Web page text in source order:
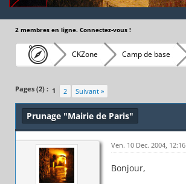
2 membres en ligne. Connectez-vous !
CKZone Camp de base
Pages (2) : 1 2 Suivant »
Prunage "Mairie de Paris"
Ven. 10 Dec. 2004, 12:16
Bonjour,